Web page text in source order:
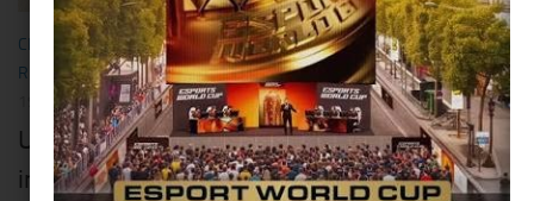
CÉRÉMONIE/ MUSIQUE PEOPLE/RECOMMANDÉ PAR LA
RÉDACTION/STAR
19 AOÛT 2018
Une Légende est partie : la Reine
incontestée de la Soul « Aretha Franklin »